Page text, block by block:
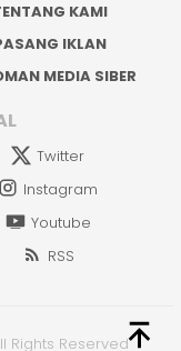
KAMI
IKLAN
MEDIA SIBER
Twitter
Instagram
Youtube
RSS
Rights Reserved